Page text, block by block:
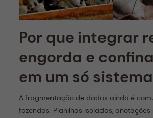
Por que integrar
engorda e
em um só
A fragmentação de dados ainda é
fazendas. Planilhas isoladas,